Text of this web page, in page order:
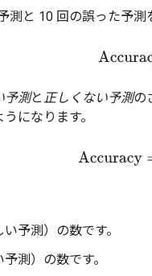
測と 10 回の誤った予
予測と 正しくない予測の
になります。
い予測）の数です。
予測）の数です。